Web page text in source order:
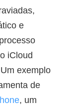
e
iCloud
exemplo
de
, um